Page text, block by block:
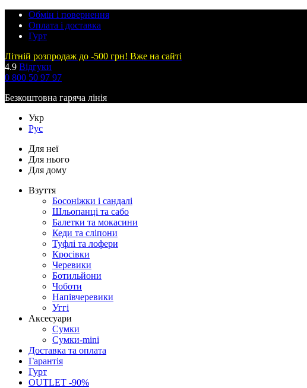
Обмін і повернення
Оплата і доставка
Гурт
Літній розпродаж до -500 грн! Вже на сайті
4.9 Відгуки
0 800 50 97 97
Безкоштовна гаряча лінія
Укр
Рус
Для неї
Для нього
Для дому
Взуття
Босоніжки і сандалі
Шльопанці та сабо
Балетки та мокасини
Кеди та сліпони
Туфлі та лофери
Кросівки
Черевики
Ботильйони
Чоботи
Напівчеревики
Уггі
Аксесуари
Сумки
Сумки-mini
Доставка та оплата
Гарантія
Гурт
OUTLET -90%